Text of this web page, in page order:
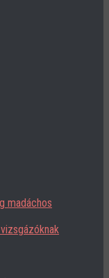
madáchos